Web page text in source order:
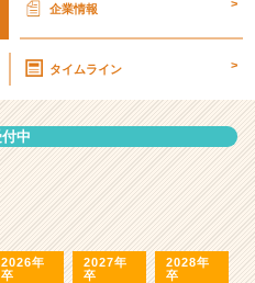
企業情報 >
タイムライン >
中
2026年
卒
2027年
卒
2028年
卒